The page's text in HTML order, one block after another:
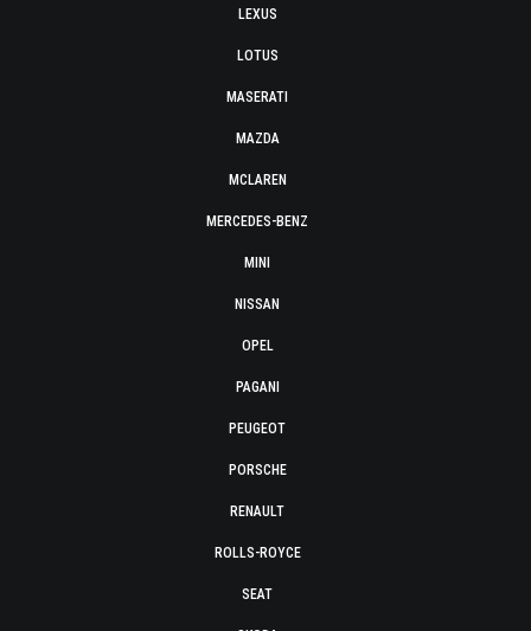
LEXUS
LOTUS
MASERATI
MAZDA
MCLAREN
MERCEDES-BENZ
MINI
NISSAN
OPEL
PAGANI
PEUGEOT
PORSCHE
RENAULT
ROLLS-ROYCE
SEAT